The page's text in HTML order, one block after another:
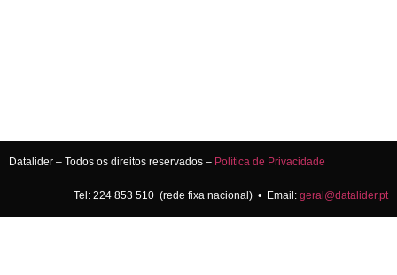
Datalider – Todos os direitos reservados – Política de Privacidade
Tel: 224 853 510 (rede fixa nacional) • Email: geral@datalider.pt